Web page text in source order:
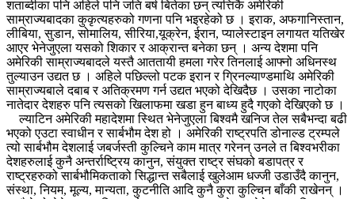
शताब्दीका पनि अहिले पनि जति बर्ष बितेका छन् त्यत्तिकै अमेरिकी
साम्राज्यबादका कुकृत्यहरुको गणना पनि भइरहेको छ । इराक, अफगानिस्तान,
लीबिया, सुडान, सोमालिय, सीरिया,यूक्रेन, ईरान, प्यालेस्टाइन लगायत यतिखेर
आएर भेनेजुएला यसको शिकार र आक्रान्त बनेका छन् । अन्य देशमा पनि
अमेरिकी साम्राज्यबादले यस्तै आततायी हमला गरेर तिनलाई आफ्नो अधिनस्थ
तुल्याउन उद्यत छ । अहिले पछिल्लो पटक इरान र ग्रिनल्याण्डमाथि अमेरिकी
साम्राज्यबाले दबाब र अतिक्रमण गर्न उद्यत भएको देखिदैछ । उसका नाटोका
नातेदार देशहरु पनि त्यसको खिलाफमा खडा हुन बाध्य हुदै गएको देखिएको छ ।
ल्याटिन अमेरिकी महादेशमा स्थित भेनेजुएला बिश्वमै खनिज तेल सबैभन्दा बढी
भएको एउटा स्वाधीन र सार्बभौम देश हो । अमेरिकी राष्ट्रपति डोनाल्ड ट्रम्पले
त्यो सार्बभौम देशलाई जबर्जस्ती कुल्चिने काम मात्र गरेनन् उनले त बिश्वभरीका
देशहरुलाई कुनै अन्तर्राष्ट्रिय कानुन, संयुक्त राष्ट्र संघको बडापत्र र
राष्ट्रहरुको सार्बभौमिकताको सिद्धान्त सबैलाई खुलेआम धज्जी उडाउँदै कानुन,
संस्था, नियम, मूल्य, मान्यता, कुटनीति आदि कुनै कुरा कुल्चिन बाँकी राखेनन् ।